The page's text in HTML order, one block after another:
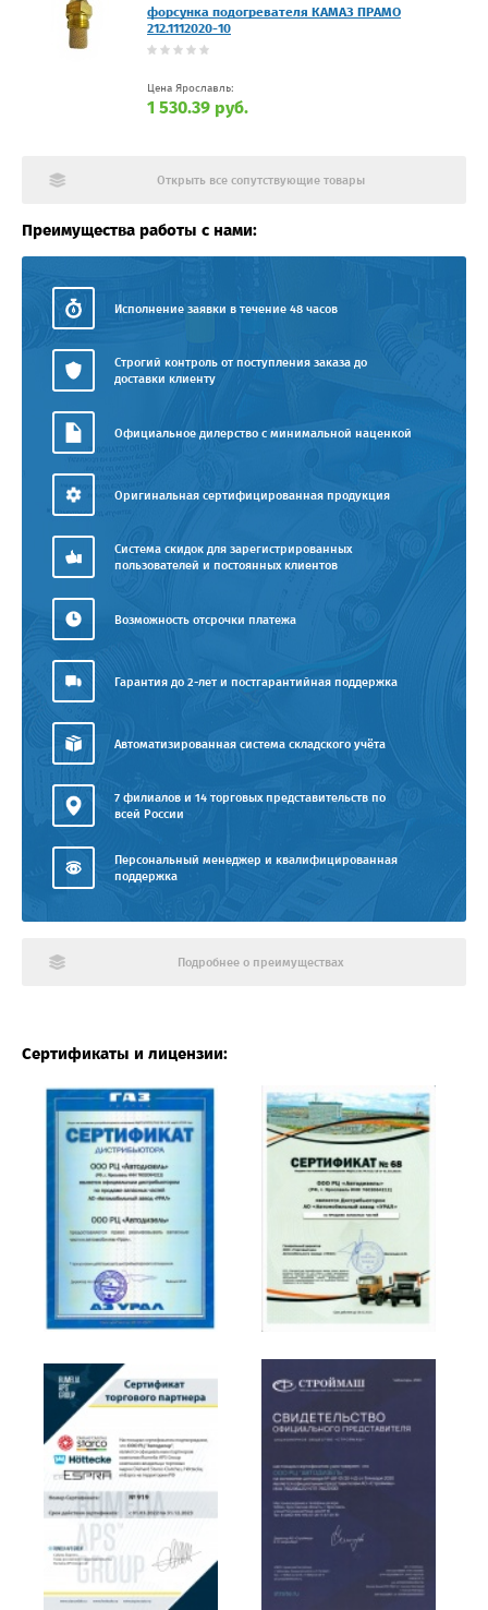
форсунка подогревателя КАМАЗ ПРАМО
212.1112020-10
Цена Ярославль:
1 530.39 руб.
Открыть все сопутствующие товары
Преимущества работы с нами:
Исполнение заявки в течение 48 часов
Строгий контроль от поступления заказа до
доставки клиенту
Официальное дилерство с минимальной наценкой
Оригинальная сертифицированная продукция
Система скидок для зарегистрированных
пользователей и постоянных клиентов
Возможность отсрочки платежа
Гарантия до 2-лет и постгарантийная поддержка
Автоматизированная система складского учёта
7 филиалов и 14 торговых представительств по
всей России
Персональный менеджер и квалифицированная
поддержка
Подробнее о преимуществах
Сертификаты и лицензии: